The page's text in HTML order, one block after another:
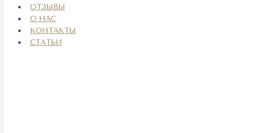
ОТЗЫВЫ
О НАС
КОНТАКТЫ
СТАТЬИ